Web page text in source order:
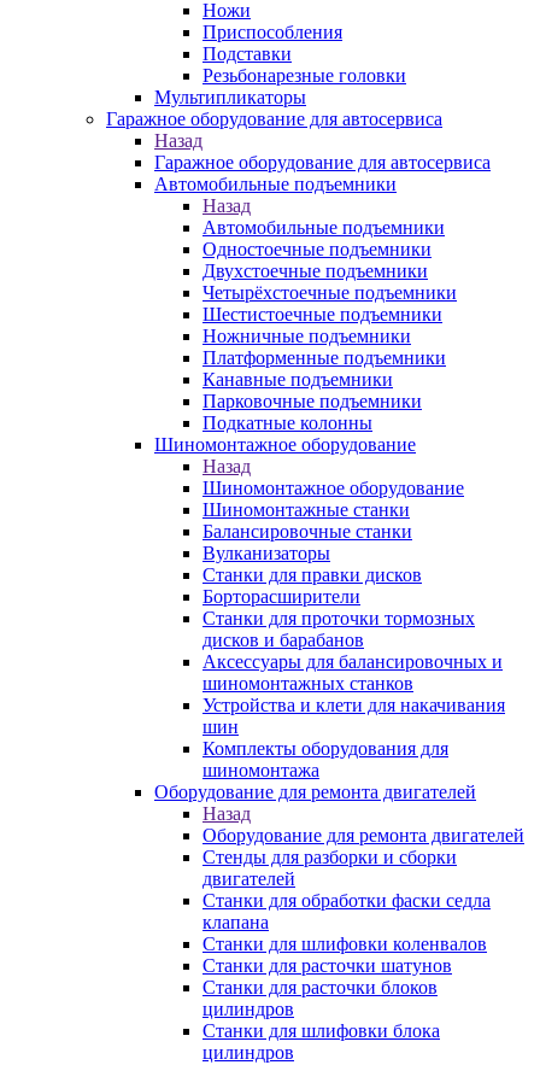
Ножи
Приспособления
Подставки
Резьбонарезные головки
Мультипликаторы
Гаражное оборудование для автосервиса
Назад
Гаражное оборудование для автосервиса
Автомобильные подъемники
Назад
Автомобильные подъемники
Одностоечные подъемники
Двухстоечные подъемники
Четырёхстоечные подъемники
Шестистоечные подъемники
Ножничные подъемники
Платформенные подъемники
Канавные подъемники
Парковочные подъемники
Подкатные колонны
Шиномонтажное оборудование
Назад
Шиномонтажное оборудование
Шиномонтажные станки
Балансировочные станки
Вулканизаторы
Станки для правки дисков
Борторасширители
Станки для проточки тормозных
дисков и барабанов
Аксессуары для балансировочных и
шиномонтажных станков
Устройства и клети для накачивания
шин
Комплекты оборудования для
шиномонтажа
Оборудование для ремонта двигателей
Назад
Оборудование для ремонта двигателей
Стенды для разборки и сборки
двигателей
Станки для обработки фаски седла
клапана
Станки для шлифовки коленвалов
Станки для расточки шатунов
Станки для расточки блоков
цилиндров
Станки для шлифовки блока
цилиндров